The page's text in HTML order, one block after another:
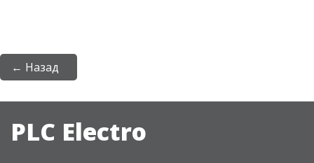
← Назад
PLC Electro